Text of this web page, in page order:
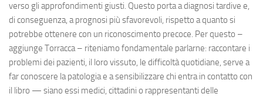
verso gli approfondimenti giusti. Questo porta a diagnosi tardive e,
di conseguenza, a prognosi più sfavorevoli, rispetto a quanto si
potrebbe ottenere con un riconoscimento precoce. Per questo –
aggiunge Torracca – riteniamo fondamentale parlarne: raccontare i
problemi dei pazienti, il loro vissuto, le difficoltà quotidiane, serve a
far conoscere la patologia e a sensibilizzare chi entra in contatto con
il libro — siano essi medici, cittadini o rappresentanti delle